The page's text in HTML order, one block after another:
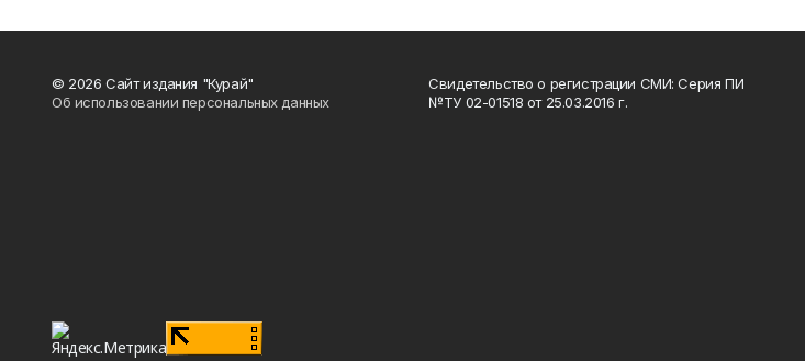
© 2026 Сайт издания "Курай"
Об использовании персональных данных
Свидетельство о регистрации СМИ: Серия ПИ
№ТУ 02-01518 от 25.03.2016 г.